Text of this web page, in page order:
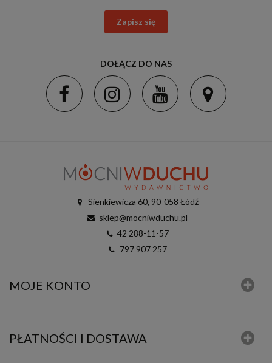
Zapisz się
DOŁĄCZ DO NAS
Sienkiewicza 60, 90-058 Łódź
sklep@mocniwduchu.pl
42 288-11-57
797 907 257
MOJE KONTO
PŁATNOŚCI I DOSTAWA